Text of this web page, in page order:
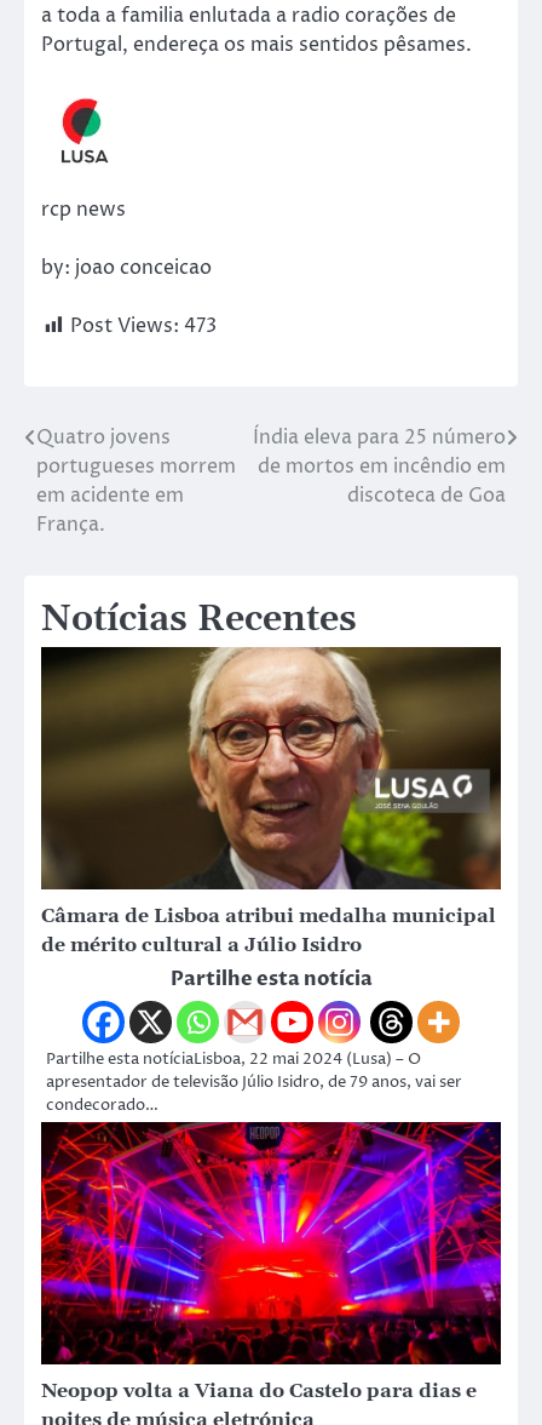
a toda a familia enlutada a radio corações de
Portugal, endereça os mais sentidos pêsames.
rcp news
by: joao conceicao
Post Views: 473
Quatro jovens
portugueses morrem
em acidente em
França.
Índia eleva para 25 número
de mortos em incêndio em
discoteca de Goa
Notícias Recentes
Câmara de Lisboa atribui medalha municipal
de mérito cultural a Júlio Isidro
Partilhe esta notícia
Partilhe esta notíciaLisboa, 22 mai 2024 (Lusa) – O
apresentador de televisão Júlio Isidro, de 79 anos, vai ser
condecorado…
Neopop volta a Viana do Castelo para dias e